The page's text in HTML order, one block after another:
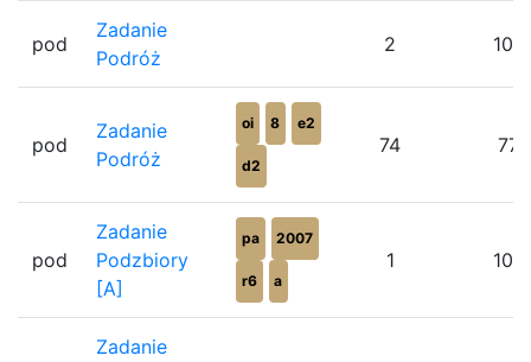
pod
Zadanie
Podróż
2
pod
Zadanie
Podróż
oi 8 e2
d2
74
pod
Zadanie
Podzbiory
[A]
pa 2007
r6 a
1
Zadanie